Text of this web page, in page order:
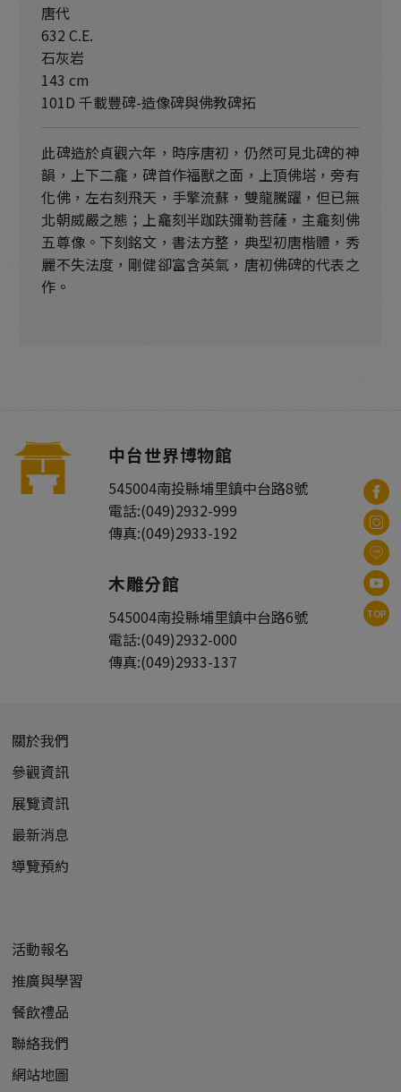
唐代
632 C.E.
石灰岩
143 cm
101D 千載豐碑-造像碑與佛教碑拓
此碑造於貞觀六年，時序唐初，仍然可見北碑的神
韻，上下二龕，碑首作福獸之面，上頂佛塔，旁有
化佛，左右刻飛天，手擎流蘇，雙龍騰躍，但已無
北朝威嚴之態；上龕刻半跏趺彌勒菩薩，主龕刻佛
五尊像。下刻銘文，書法方整，典型初唐楷體，秀
麗不失法度，剛健卻富含英氣，唐初佛碑的代表之
作。
中台世界博物館
545004南投縣埔里鎮中台路8號
電話:(049)2932-999
傳真:(049)2933-192
木雕分館
545004南投縣埔里鎮中台路6號
電話:(049)2932-000
傳真:(049)2933-137
關於我們
參觀資訊
展覽資訊
最新消息
導覽預約
活動報名
推廣與學習
餐飲禮品
聯絡我們
網站地圖
TOP